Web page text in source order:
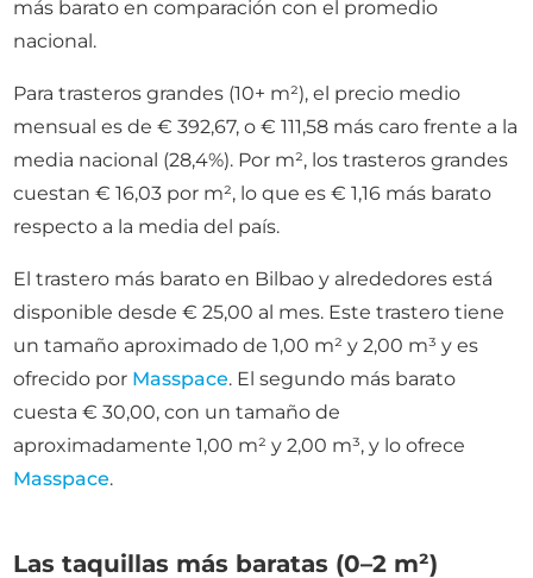
más barato en comparación con el promedio
nacional.
Para trasteros grandes (10+ m²), el precio medio
mensual es de € 392,67, o € 111,58 más caro frente a la
media nacional (28,4%). Por m², los trasteros grandes
cuestan € 16,03 por m², lo que es € 1,16 más barato
respecto a la media del país.
El trastero más barato en Bilbao y alrededores está
disponible desde € 25,00 al mes. Este trastero tiene
un tamaño aproximado de 1,00 m² y 2,00 m³ y es
ofrecido por Masspace. El segundo más barato
cuesta € 30,00, con un tamaño de
aproximadamente 1,00 m² y 2,00 m³, y lo ofrece
Masspace.
Las taquillas más baratas (0–2 m²)